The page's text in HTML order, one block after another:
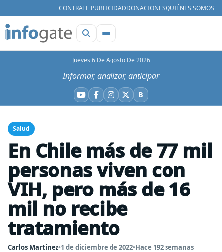
CONTRATE PUBLICIDADDONACIONESQUIÉNES SOMOS
Jueves 6 De Agosto De 2026
Informar, analizar, anticipar
YouTube
Facebook
Instagram
X BBluesky
Salud
En Chile más de 77 mil
personas viven con
VIH, pero más de 16
mil no recibe
tratamiento
Carlos Martínez•1 de diciembre de 2022•Hace 192 semanas